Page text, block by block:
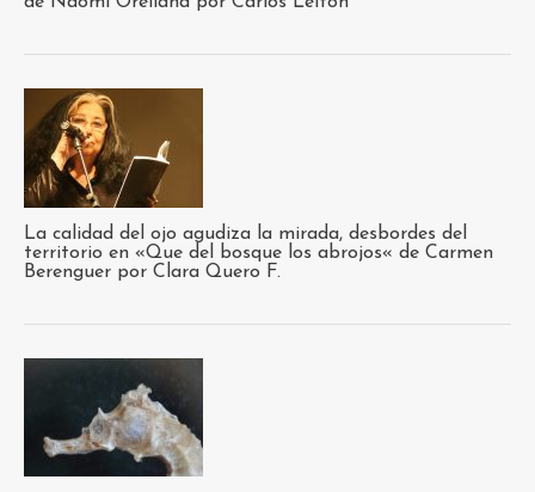
La calidad del ojo agudiza la mirada, desbordes del
territorio en «Que del bosque los abrojos« de Carmen
Berenguer por Clara Quero F.